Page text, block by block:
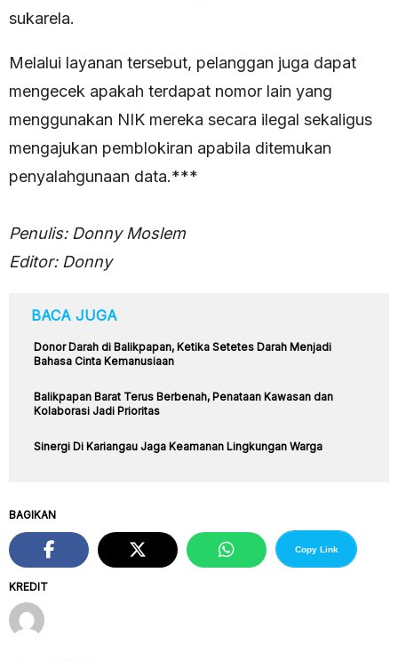
sukarela.
Melalui layanan tersebut, pelanggan juga dapat
mengecek apakah terdapat nomor lain yang
menggunakan NIK mereka secara ilegal sekaligus
mengajukan pemblokiran apabila ditemukan
penyalahgunaan data.***
Penulis: Donny Moslem
Editor: Donny
BACA JUGA
Donor Darah di Balikpapan, Ketika Setetes Darah Menjadi
Bahasa Cinta Kemanusiaan
Balikpapan Barat Terus Berbenah, Penataan Kawasan dan
Kolaborasi Jadi Prioritas
Sinergi Di Kariangau Jaga Keamanan Lingkungan Warga
KREDIT
BAGIKAN
Copy Link